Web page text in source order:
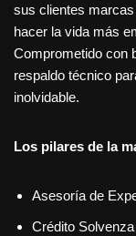
sus clientes
hacer la vida más
Comprometido con
respaldo técnico
inolvidable.
Los pilares de la
Asesoría de
Crédito Solvenza